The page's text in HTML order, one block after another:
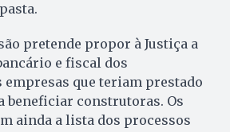
pretende propor à Justiça a
e fiscal dos
que teriam prestado
beneficiar construtoras. Os
ainda a lista dos processos